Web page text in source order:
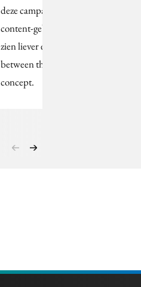
deze campagne een leuk
content-gebbetje, maar
zien liever een 'right
between the eyes'-
concept.